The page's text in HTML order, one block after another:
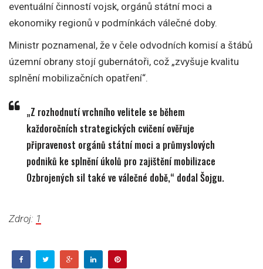
eventuální činností vojsk, orgánů státní moci a
ekonomiky regionů v podmínkách válečné doby.
Ministr poznamenal, že v čele odvodních komisí a štábů
územní obrany stojí gubernátoři, což „zvyšuje kvalitu
splnění mobilizačních opatření“.
„Z rozhodnutí vrchního velitele se během
každoročních strategických cvičení ověřuje
připravenost orgánů státní moci a průmyslových
podniků ke splnění úkolů pro zajištění mobilizace
Ozbrojených sil také ve válečné době,“ dodal Šojgu.
Zdroj: 1